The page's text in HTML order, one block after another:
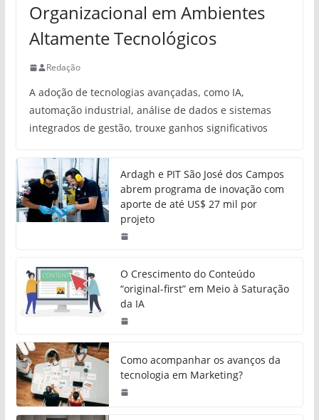
Organizacional em Ambientes
Altamente Tecnológicos
Redação
A adoção de tecnologias avançadas, como IA,
automação industrial, análise de dados e sistemas
integrados de gestão, trouxe ganhos significativos
Ardagh e PIT São José dos Campos
abrem programa de inovação com
aporte de até US$ 27 mil por
projeto
O Crescimento do Conteúdo
“original-first” em Meio à Saturação
da IA
Como acompanhar os avanços da
tecnologia em Marketing?